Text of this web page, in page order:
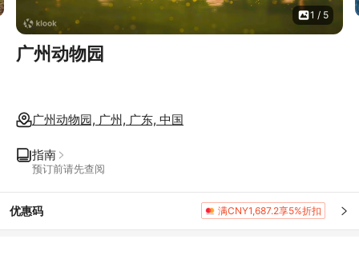
1 / 5
广州动物园
广州动物园, 广州, 广东, 中国
指南
预订前请先查阅
优惠码 满CNY1,687.2享5%折扣